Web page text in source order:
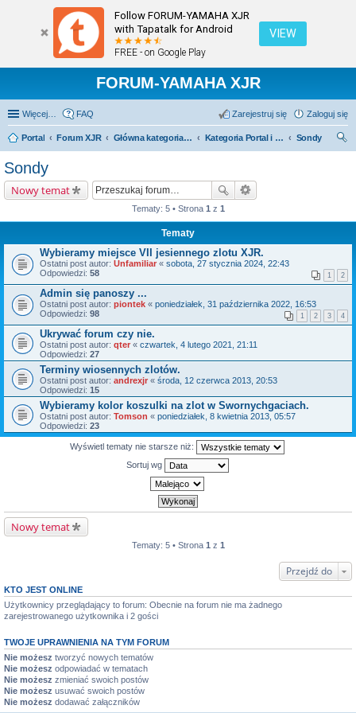
Follow FORUM-YAMAHA XJR
with Tapatalk for Android
FREE - on Google Play
VIEW
FORUM-YAMAHA XJR
Więcej… FAQ Zaloguj się
Zarejestruj się
Portal Forum XJR Główna kategoria forum Kategoria Portal i Sondy
Sondy
Sondy
Nowy temat
Tematy: 5 • Strona 1 z 1
Tematy
Wybieramy miejsce VII jesiennego zlotu XJR.
Ostatni post autor: Unfamiliar « sobota, 27 stycznia 2024, 22:43
Odpowiedzi: 58 1 2
Admin się panoszy ...
Ostatni post autor: piontek « poniedziałek, 31 października 2022, 16:53
Odpowiedzi: 98 1 2 3 4
Ukrywać forum czy nie.
Ostatni post autor: qter « czwartek, 4 lutego 2021, 21:11
Odpowiedzi: 27
Terminy wiosennych zlotów.
Ostatni post autor: andrexjr « środa, 12 czerwca 2013, 20:53
Odpowiedzi: 15
Wybieramy kolor koszulki na zlot w Swornychgaciach.
Ostatni post autor: Tomson « poniedziałek, 8 kwietnia 2013, 05:57
Odpowiedzi: 23
Wyświetl tematy nie starsze niż:
Sortuj wg
Nowy temat
Tematy: 5 • Strona 1 z 1
Przejdź do
KTO JEST ONLINE
Użytkownicy przeglądający to forum: Obecnie na forum nie ma żadnego
zarejestrowanego użytkownika i 2 gości
TWOJE UPRAWNIENIA NA TYM FORUM
Nie możesz tworzyć nowych tematów
Nie możesz odpowiadać w tematach
Nie możesz zmieniać swoich postów
Nie możesz usuwać swoich postów
Nie możesz dodawać załączników